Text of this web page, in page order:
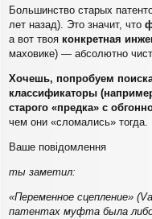
Большинство старых
лет назад). Это значит, что
а вот твоя конкретная
маховике) — абсолютно
Хочешь, попробуем
классификаторы
старого «предка» с
чем они «сломались» тогда.
Ваше повідомлення
ты заметил:
«Переменное сцепление»
патентах муфта была либо